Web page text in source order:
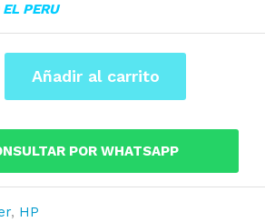
PERU
Añadir al carrito
POR WHATSAPP
, HP